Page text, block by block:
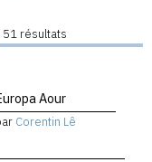
51 résultats
Aour
Corentin Lê